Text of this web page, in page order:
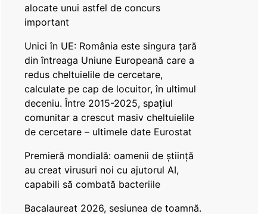
alocate unui astfel de concurs
important
Unici în UE: România este singura țară
din întreaga Uniune Europeană care a
redus cheltuielile de cercetare,
calculate pe cap de locuitor, în ultimul
deceniu. Între 2015-2025, spațiul
comunitar a crescut masiv cheltuielile
de cercetare – ultimele date Eurostat
Premieră mondială: oamenii de știință
au creat virusuri noi cu ajutorul AI,
capabili să combată bacteriile
Bacalaureat 2026, sesiunea de toamnă.